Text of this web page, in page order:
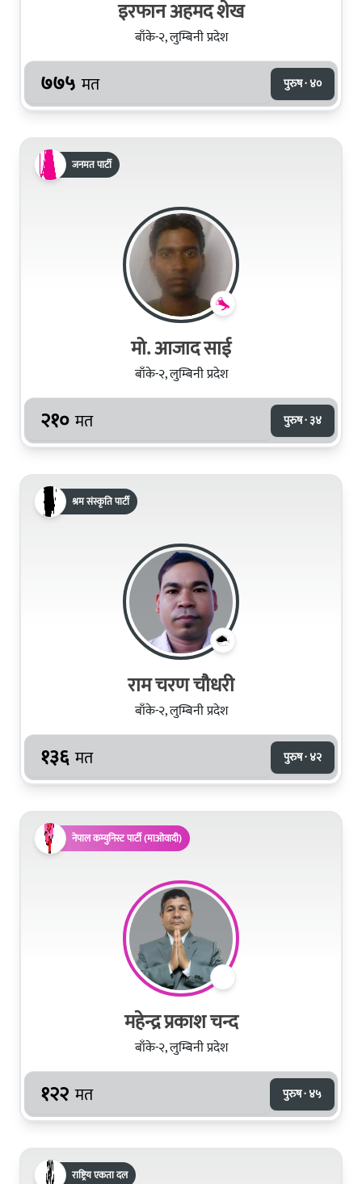
इरफान अहमद शेख
बाँके-२, लुम्बिनी प्रदेश
७७५ मत पुरुष · ४०
जनमत पार्टी
मो. आजाद साई
बाँके-२, लुम्बिनी प्रदेश
२१० मत पुरुष · ३४
श्रम संस्कृति पार्टी
राम चरण चौधरी
बाँके-२, लुम्बिनी प्रदेश
१३६ मत पुरुष · ४२
नेपाल कम्युनिस्ट पार्टी (माओवादी)
महेन्द्र प्रकाश चन्द
बाँके-२, लुम्बिनी प्रदेश
१२२ मत पुरुष · ४५
राष्ट्रिय एकता दल